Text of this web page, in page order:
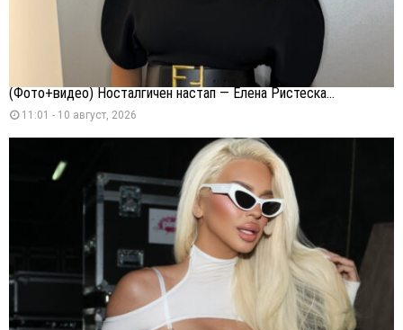
(Фото+видео) Носталгичен настап — Елена Ристеска...
11:01 - 10 август, 2026